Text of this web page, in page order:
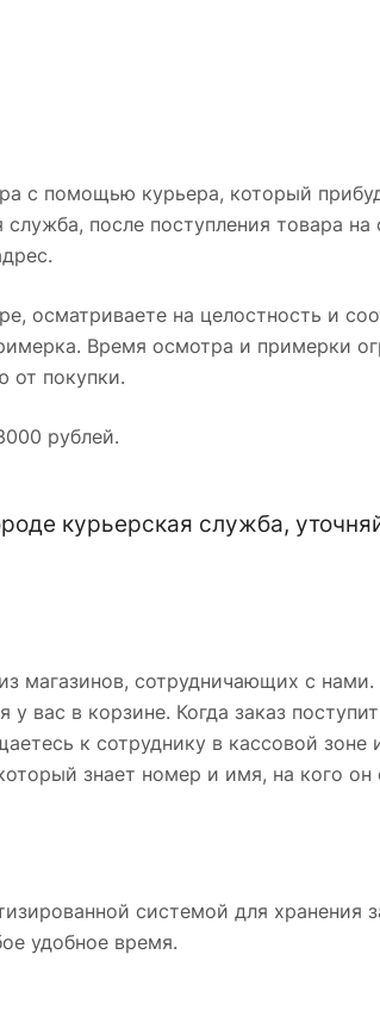
с помощью курьера, который
служба, после поступления товара
осматриваете на целостность и
Время осмотра и примерки
от покупки.
рублей.
курьерская служба,
магазинов, сотрудничающих с
у вас в корзине. Когда заказ
к сотруднику в кассовой зоне
знает номер и имя, на кого он
системой для хранения
удобное время.